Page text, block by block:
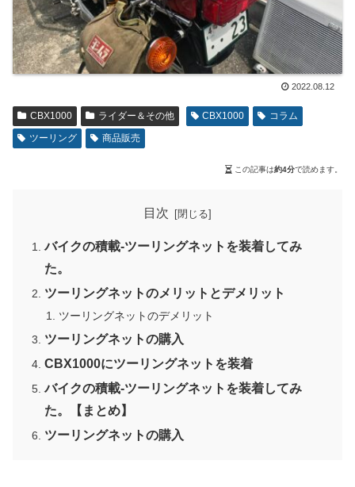
2022.08.12
CBX1000 ライダー＆その他 CBX1000
コラム
ツーリング
商品販売
この記事は約4分で読めます。
目次
バイクの積載-ツーリングネットを装着してみ
た。
ツーリングネットのメリットとデメリット
ツーリングネットのデメリット
ツーリングネットの購入
CBX1000にツーリングネットを装着
バイクの積載-ツーリングネットを装着してみ
た。【まとめ】
ツーリングネットの購入